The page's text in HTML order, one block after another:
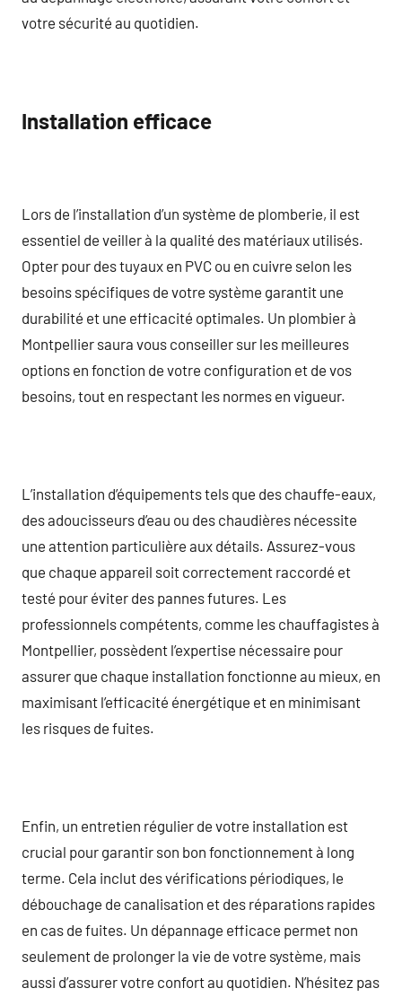
votre sécurité au quotidien.
Installation efficace
Lors de l’installation d’un système de plomberie, il est
essentiel de veiller à la qualité des matériaux utilisés.
Opter pour des tuyaux en PVC ou en cuivre selon les
besoins spécifiques de votre système garantit une
durabilité et une efficacité optimales. Un plombier à
Montpellier saura vous conseiller sur les meilleures
options en fonction de votre configuration et de vos
besoins, tout en respectant les normes en vigueur.
L’installation d’équipements tels que des chauffe-eaux,
des adoucisseurs d’eau ou des chaudières nécessite
une attention particulière aux détails. Assurez-vous
que chaque appareil soit correctement raccordé et
testé pour éviter des pannes futures. Les
professionnels compétents, comme les chauffagistes à
Montpellier, possèdent l’expertise nécessaire pour
assurer que chaque installation fonctionne au mieux, en
maximisant l’efficacité énergétique et en minimisant
les risques de fuites.
Enfin, un entretien régulier de votre installation est
crucial pour garantir son bon fonctionnement à long
terme. Cela inclut des vérifications périodiques, le
débouchage de canalisation et des réparations rapides
en cas de fuites. Un dépannage efficace permet non
seulement de prolonger la vie de votre système, mais
aussi d’assurer votre confort au quotidien. N’hésitez pas